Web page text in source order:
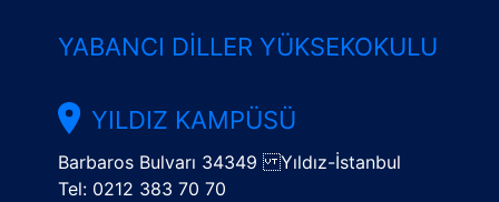
YABANCI DILLER YÜKSEKOKULU
YILDIZ KAMPÜSÜ
Barbaros Bulvarı 34349 Yıldız-İstanbul
Tel: 0212 383 70 70